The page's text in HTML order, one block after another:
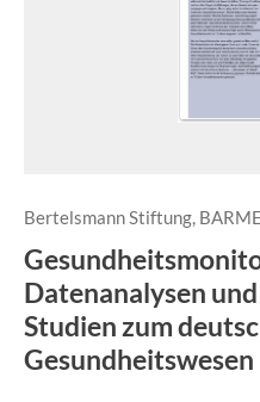
Bertelsmann Stiftung,
Datenanalysen
Studien zum
Gesundheitswesen